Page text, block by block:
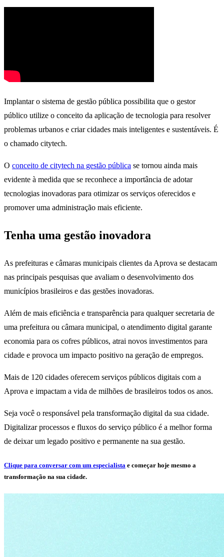
Implantar o sistema de gestão pública possibilita que o gestor
público utilize o conceito da aplicação de tecnologia para resolver
problemas urbanos e criar cidades mais inteligentes e sustentáveis. É
o chamado citytech.
O conceito de citytech na gestão pública se tornou ainda mais
evidente à medida que se reconhece a importância de adotar
tecnologias inovadoras para otimizar os serviços oferecidos e
promover uma administração mais eficiente.
Tenha uma gestão inovadora
As prefeituras e câmaras municipais clientes da Aprova se destacam
nas principais pesquisas que avaliam o desenvolvimento dos
municípios brasileiros e das gestões inovadoras.
Além de mais eficiência e transparência para qualquer secretaria de
uma prefeitura ou câmara municipal, o atendimento digital garante
economia para os cofres públicos, atrai novos investimentos para
cidade e provoca um impacto positivo na geração de empregos.
Mais de 120 cidades oferecem serviços públicos digitais com a
Aprova e impactam a vida de milhões de brasileiros todos os anos.
Seja você o responsável pela transformação digital da sua cidade.
Digitalizar processos e fluxos do serviço público é a melhor forma
de deixar um legado positivo e permanente na sua gestão.
Clique para conversar com um especialista e começar hoje mesmo a
transformação na sua cidade.